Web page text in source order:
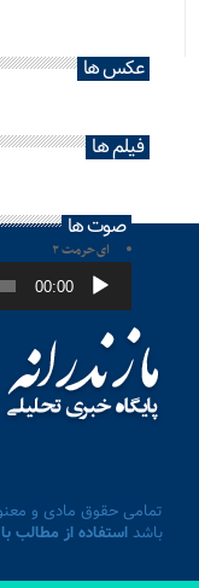
عکس ها
فیلم ها
صوت ها
ای حرمت ۲
پخش‌کننده
صوت 00:00
تمامی حقوق مادی و
باشداستفاده از مطالب